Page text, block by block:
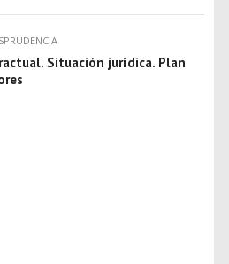
Situación jurídica. Plan